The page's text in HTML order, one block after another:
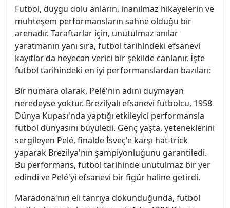
Futbol, duygu dolu anların, inanılmaz hikayelerin ve
muhteşem performansların sahne olduğu bir
arenadır. Taraftarlar için, unutulmaz anılar
yaratmanın yanı sıra, futbol tarihindeki efsanevi
kayıtlar da heyecan verici bir şekilde canlanır. İşte
futbol tarihindeki en iyi performanslardan bazıları:
Bir numara olarak, Pelé'nin adını duymayan
neredeyse yoktur. Brezilyalı efsanevi futbolcu, 1958
Dünya Kupası'nda yaptığı etkileyici performansla
futbol dünyasını büyüledi. Genç yaşta, yeteneklerini
sergileyen Pelé, finalde İsveç'e karşı hat-trick
yaparak Brezilya'nın şampiyonluğunu garantiledi.
Bu performans, futbol tarihinde unutulmaz bir yer
edindi ve Pelé'yi efsanevi bir figür haline getirdi.
Maradona'nın eli tanrıya dokunduğunda, futbol